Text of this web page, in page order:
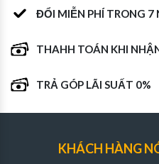
ĐỔI MIỄN PHÍ TRONG 7
THAHH TOÁN KHI
TRẢ GÓP LÃI SUẤT 0%
KHÁCH HÀNG